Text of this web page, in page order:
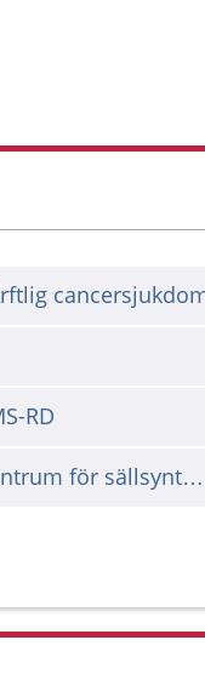
RD
Kontakta CSD Syd (Centrum för sällsynta diagnoser)